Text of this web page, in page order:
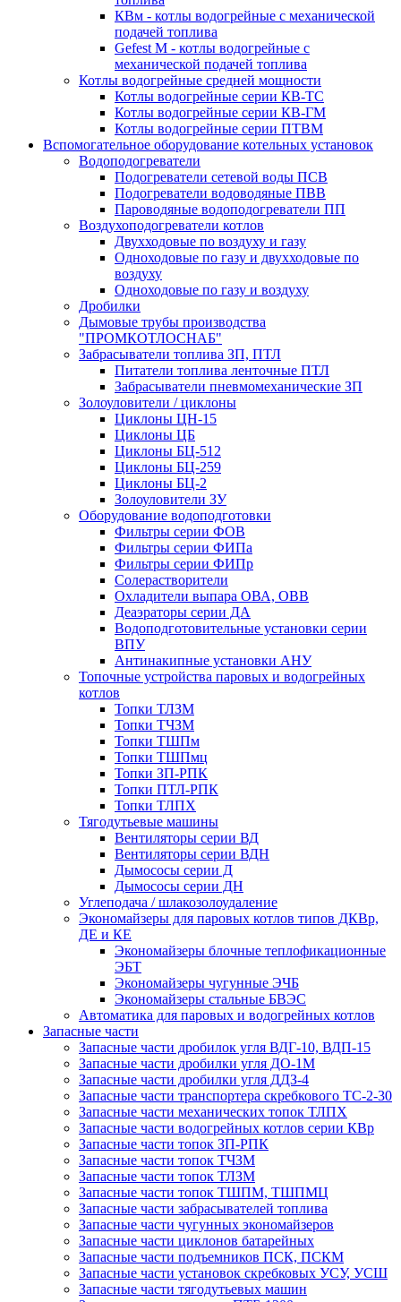
КВм - котлы водогрейные с механической
подачей топлива
Gefest M - котлы водогрейные с
механической подачей топлива
Котлы водогрейные средней мощности
Котлы водогрейные серии КВ-ТС
Котлы водогрейные серии КВ-ГМ
Котлы водогрейные серии ПТВМ
Вспомогательное оборудование котельных установок
Водоподогреватели
Подогреватели сетевой воды ПСВ
Подогреватели водоводяные ПВВ
Пароводяные водоподогреватели ПП
Воздухоподогреватели котлов
Двухходовые по воздуху и газу
Одноходовые по газу и двухходовые по
воздуху
Одноходовые по газу и воздуху
Дробилки
Дымовые трубы производства
"ПРОМКОТЛОСНАБ"
Забрасыватели топлива ЗП, ПТЛ
Питатели топлива ленточные ПТЛ
Забрасыватели пневмомеханические ЗП
Золоуловители / циклоны
Циклоны ЦН-15
Циклоны ЦБ
Циклоны БЦ-512
Циклоны БЦ-259
Циклоны БЦ-2
Золоуловители ЗУ
Оборудование водоподготовки
Фильтры серии ФОВ
Фильтры серии ФИПа
Фильтры серии ФИПр
Солерастворители
Охладители выпара ОВА, ОВВ
Деаэраторы серии ДА
Водоподготовительные установки серии
ВПУ
Антинакипные установки АНУ
Топочные устройства паровых и водогрейных
котлов
Топки ТЛЗМ
Топки ТЧЗМ
Топки ТШПм
Топки ТШПмц
Топки ЗП-РПК
Топки ПТЛ-РПК
Топки ТЛПХ
Тягодутьевые машины
Вентиляторы серии ВД
Вентиляторы серии ВДН
Дымососы серии Д
Дымососы серии ДН
Углеподача / шлакозолоудаление
Экономайзеры для паровых котлов типов ДКВр,
ДЕ и КЕ
Экономайзеры блочные теплофикационные
ЭБТ
Экономайзеры чугунные ЭЧБ
Экономайзеры стальные БВЭС
Автоматика для паровых и водогрейных котлов
Запасные части
Запасные части дробилок угля ВДГ-10, ВДП-15
Запасные части дробилки угля ДО-1М
Запасные части дробилки угля ДДЗ-4
Запасные части транспортера скребкового ТС-2-30
Запасные части механических топок ТЛПХ
Запасные части водогрейных котлов серии КВр
Запасные части топок ЗП-РПК
Запасные части топок ТЧЗМ
Запасные части топок ТЛЗМ
Запасные части топок ТШПМ, ТШПМЦ
Запасные части забрасывателей топлива
Запасные части чугунных экономайзеров
Запасные части циклонов батарейных
Запасные части подъемников ПСК, ПСКМ
Запасные части установок скребковых УСУ, УСШ
Запасные части тягодутьевых машин